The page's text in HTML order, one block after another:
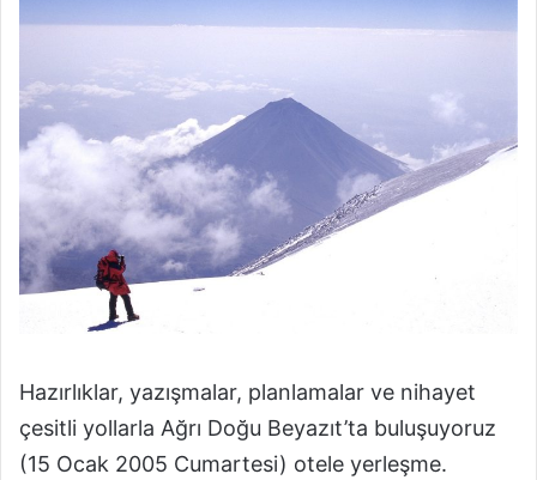
Hazırlıklar, yazışmalar, planlamalar ve nihayet
çesitli yollarla Ağrı Doğu Beyazıt’ta buluşuyoruz
(15 Ocak 2005 Cumartesi) otele yerleşme.